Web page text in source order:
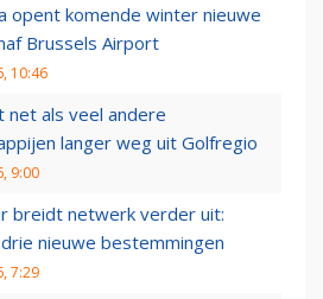
opent komende winter nieuwe
Brussels Airport
10:46
net als veel andere
langer weg uit Golfregio
9:00
breidt netwerk verder uit:
nieuwe bestemmingen
7:29